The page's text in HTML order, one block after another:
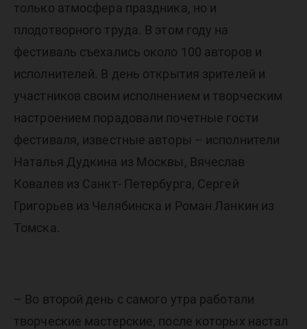
только атмосфера праздника, но и
плодотворного труда. В этом году на
фестиваль съехались около 100 авторов и
исполнителей. В день открытия зрителей и
участников своим исполнением и творческим
настроением порадовали почетные гости
фестиваля, известные авторы – исполнители
Наталья Дудкина из Москвы, Вячеслав
Ковалев из Санкт- Петербурга, Сергей
Григорьев из Челябинска и Роман Ланкин из
Томска.
– Во второй день с самого утра работали
творческие мастерские, после которых настал